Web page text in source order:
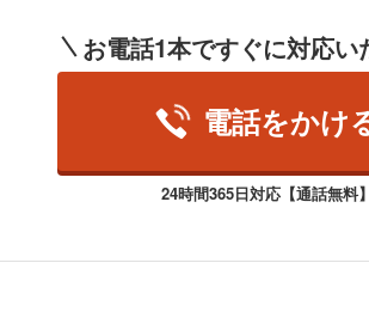
お電話1本ですぐに対応い
電話をかけ
24時間365日対応【通話無料】